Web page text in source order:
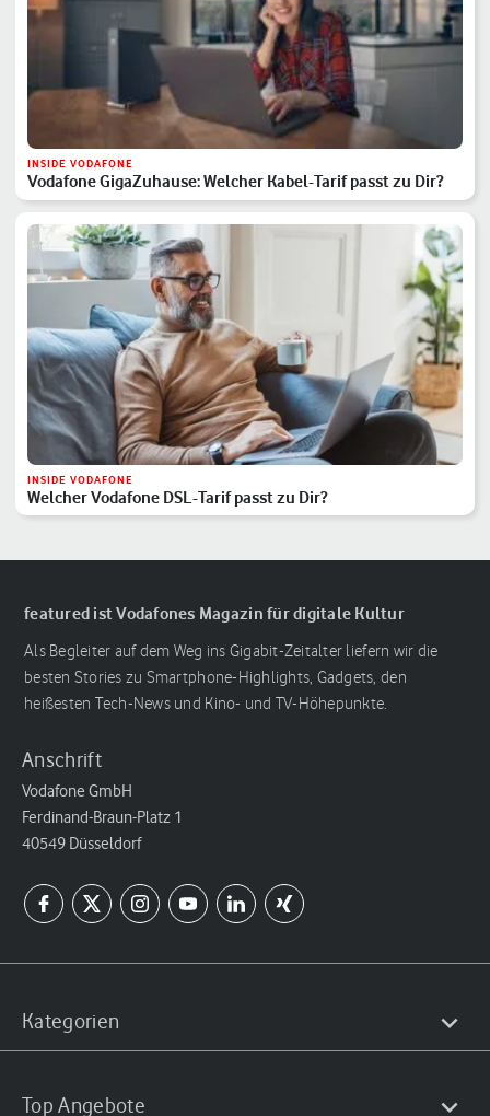
INSIDE VODAFONE
Vodafone GigaZuhause: Welcher Kabel-Tarif passt zu Dir?
INSIDE VODAFONE
Welcher Vodafone DSL-Tarif passt zu Dir?
featured ist Vodafones Magazin für digitale Kultur
Als Begleiter auf dem Weg ins Gigabit-Zeitalter liefern wir die
besten Stories zu Smartphone-Highlights, Gadgets, den
heißesten Tech-News und Kino- und TV-Höhepunkte.
Anschrift
Vodafone GmbH
Ferdinand-Braun-Platz 1
40549 Düsseldorf
Kategorien
Top Angebote